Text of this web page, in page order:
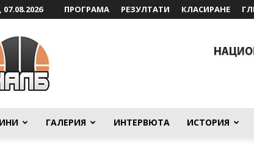
ПРОГРАМА РЕЗУЛТАТИ КЛАСИРАНЕ
ГАЛЕРИЯ ИНТЕРВЮТА ИСТОРИЯ